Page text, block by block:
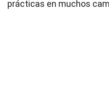
prácticas en muchos